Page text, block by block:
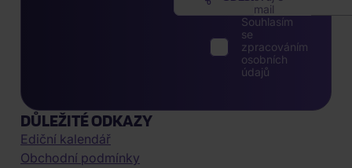
mail
Souhlasím
se
zpracováním
osobních
údajů
DŮLEŽITÉ ODKAZY
Ediční kalendář
Obchodní podmínky